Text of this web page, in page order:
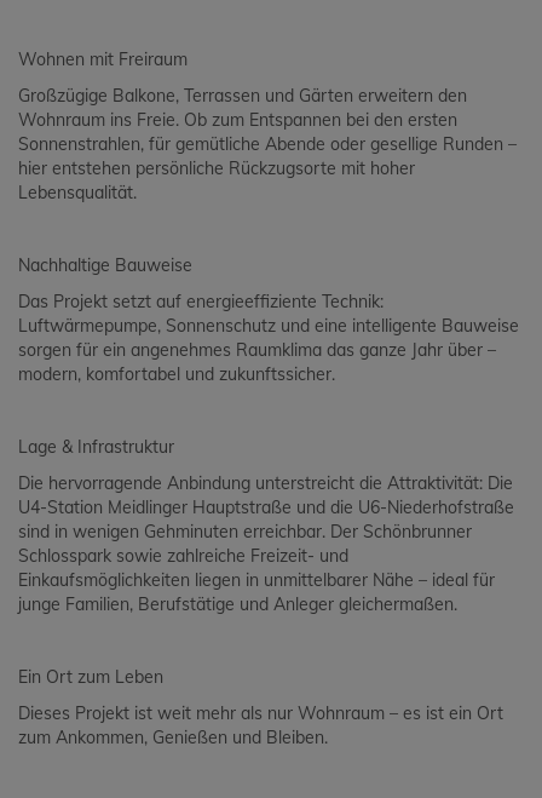
Wohnen mit Freiraum
Großzügige Balkone, Terrassen und Gärten erweitern den
Wohnraum ins Freie. Ob zum Entspannen bei den ersten
Sonnenstrahlen, für gemütliche Abende oder gesellige Runden –
hier entstehen persönliche Rückzugsorte mit hoher
Lebensqualität.
Nachhaltige Bauweise
Das Projekt setzt auf energieeffiziente Technik:
Luftwärmepumpe, Sonnenschutz und eine intelligente Bauweise
sorgen für ein angenehmes Raumklima das ganze Jahr über –
modern, komfortabel und zukunftssicher.
Lage & Infrastruktur
Die hervorragende Anbindung unterstreicht die Attraktivität: Die
U4-Station Meidlinger Hauptstraße und die U6-Niederhofstraße
sind in wenigen Gehminuten erreichbar. Der Schönbrunner
Schlosspark sowie zahlreiche Freizeit- und
Einkaufsmöglichkeiten liegen in unmittelbarer Nähe – ideal für
junge Familien, Berufstätige und Anleger gleichermaßen.
Ein Ort zum Leben
Dieses Projekt ist weit mehr als nur Wohnraum – es ist ein Ort
zum Ankommen, Genießen und Bleiben.